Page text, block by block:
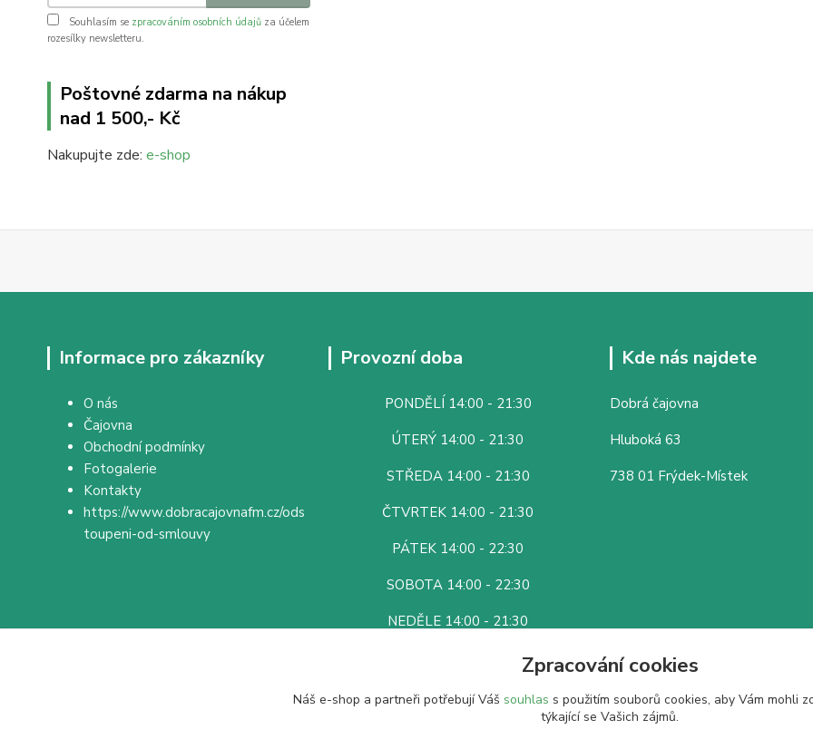
Souhlasím se zpracováním osobních údajů za účelem
rozesílky newsletteru.
Poštovné zdarma na nákup
nad 1 500,- Kč
Nakupujte zde: e-shop
Informace pro zákazníky
O nás
Čajovna
Obchodní podmínky
Fotogalerie
Kontakty
https://www.dobracajovnafm.cz/ods
toupeni-od-smlouvy
Provozní doba
PONDĚLÍ 14:00 - 21:30
ÚTERÝ 14:00 - 21:30
STŘEDA 14:00 - 21:30
ČTVRTEK 14:00 - 21:30
PÁTEK 14:00 - 22:30
SOBOTA 14:00 - 22:30
NEDĚLE 14:00 - 21:30
Kde nás najdete
Dobrá čajovna
Hluboká 63
738 01 Frýdek-Místek
Zpracování cookies
Náš e-shop a partneři potřebují Váš souhlas s použitím souborů cookies, aby Vám mohli
týkající se Vašich zájmů.